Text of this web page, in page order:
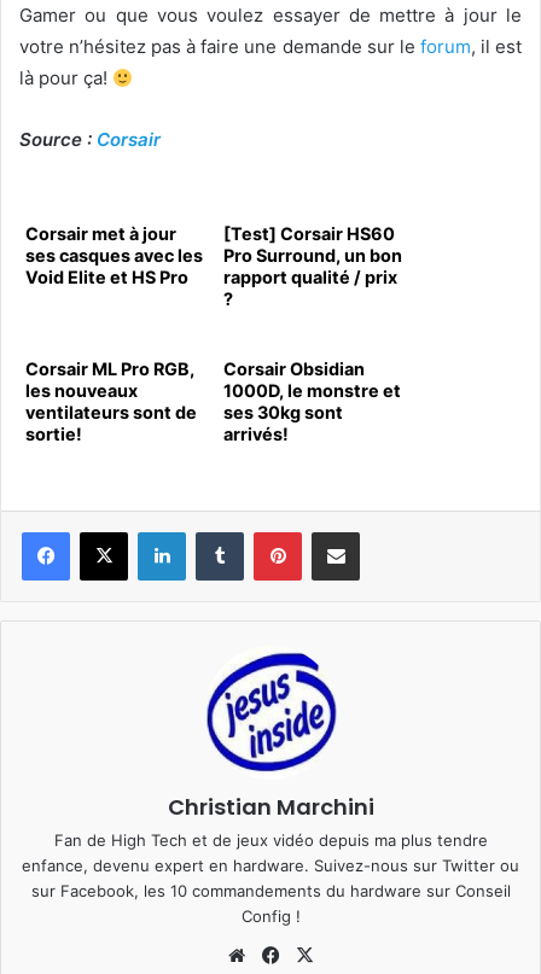
Gamer ou que vous voulez essayer de mettre à jour le
votre n’hésitez pas à faire une demande sur le forum, il est
là pour ça!
Source : Corsair
Corsair met à jour
ses casques avec les
Void Elite et HS Pro
[Test] Corsair HS60
Pro Surround, un bon
rapport qualité / prix
?
Corsair ML Pro RGB,
les nouveaux
ventilateurs sont de
sortie!
Corsair Obsidian
1000D, le monstre et
ses 30kg sont
arrivés!
LinkedinTumblr PinterestPargater via Email
Christian Marchini
Fan de High Tech et de jeux vidéo depuis ma plus tendre
enfance, devenu expert en hardware. Suivez-nous sur Twitter ou
sur Facebook, les 10 commandements du hardware sur Conseil
Config !
WebsiteFacebook